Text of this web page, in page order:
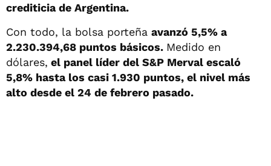
crediticia de Argentina.
Con todo, la bolsa porteña avanzó 5,5% a
2.230.394,68 puntos básicos. Medido en
dólares, el panel líder del S&P Merval escaló
5,8% hasta los casi 1.930 puntos, el nivel más
alto desde el 24 de febrero pasado.